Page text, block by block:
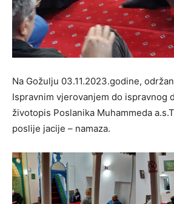
Na Gožulju 03.11.2023.godine,
Ispravnim vjerovanjem do ispravnog
životopis Poslanika Muhammeda
poslije jacije – namaza.